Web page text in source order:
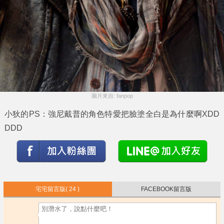
圖片來自: fanpop
小狄的PS：強尼戴普的角色特愛把臉塗全白是為什麼啊XDD
DDD
宅宅留言版( 24 ) FACEBOOK留言版